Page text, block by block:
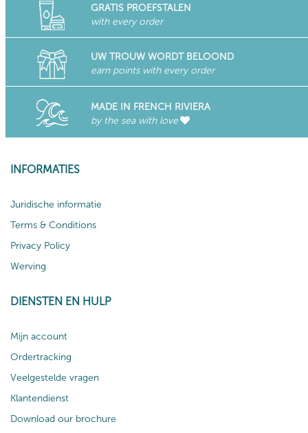
GRATIS PROEFSTALEN
with every order
UW TROUW WORDT BELOOND
earn points with every order
MADE IN FRENCH RIVIERA
by the sea with love
INFORMATIES
Juridische informatie
Terms & Conditions
Privacy Policy
Werving
DIENSTEN EN HULP
Mijn account
Ordertracking
Veelgestelde vragen
Klantendienst
Download our brochure